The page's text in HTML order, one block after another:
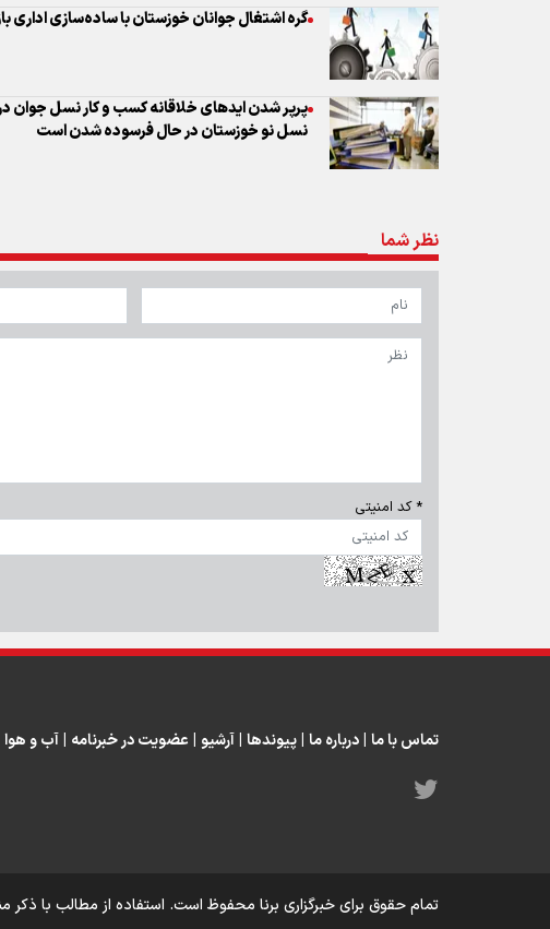
گره اشتغال جوانان خوزستان با ساده‌سازی اداری
پرپر شدن ایدهای خلاقانه کسب و کار نسل جوان
نسل نو خوزستان در حال فرسوده شدن است
نظر شما
* کد امنیتی
تماس با ما درباره ما پیوندها آرشیو عضویت در خبرنامه آب و هوا
تمام حقوق برای خبرگزاری برنا محفوظ است. استفاده از مطالب با ذکر